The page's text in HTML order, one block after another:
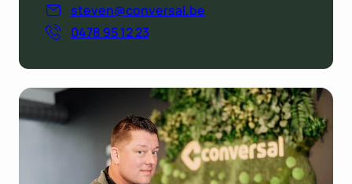
steven@conversal.be
0478 95 12 23